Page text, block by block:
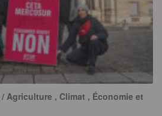
/ Agriculture , Climat , Économie et